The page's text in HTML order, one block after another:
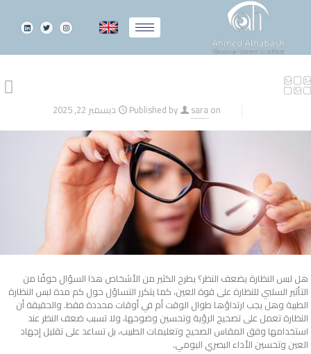
Published by saraon ديسمبر 22, 2025
هل لبس النظارة يضعف النظر؟ يطرح الكثير من الأشخاص هذا السؤال خوفًا من
التأثير السلبي للنظارة على قوة العين، كما يتكرر التساؤل حول كم مدة لبس النظارة
الطبية وهل يجب ارتداؤها طوال الوقت أم في أوقات محددة فقط. والحقيقة أن
النظارة تعمل على تصحيح الرؤية وتحسين وضوحها، ولا تسبب ضعف النظر عند
استخدامها وفق المقاس الصحيح وتعليمات الطبيب، بل تساعد على تقليل إجهاد
العين وتحسين الأداء البصري اليومي.